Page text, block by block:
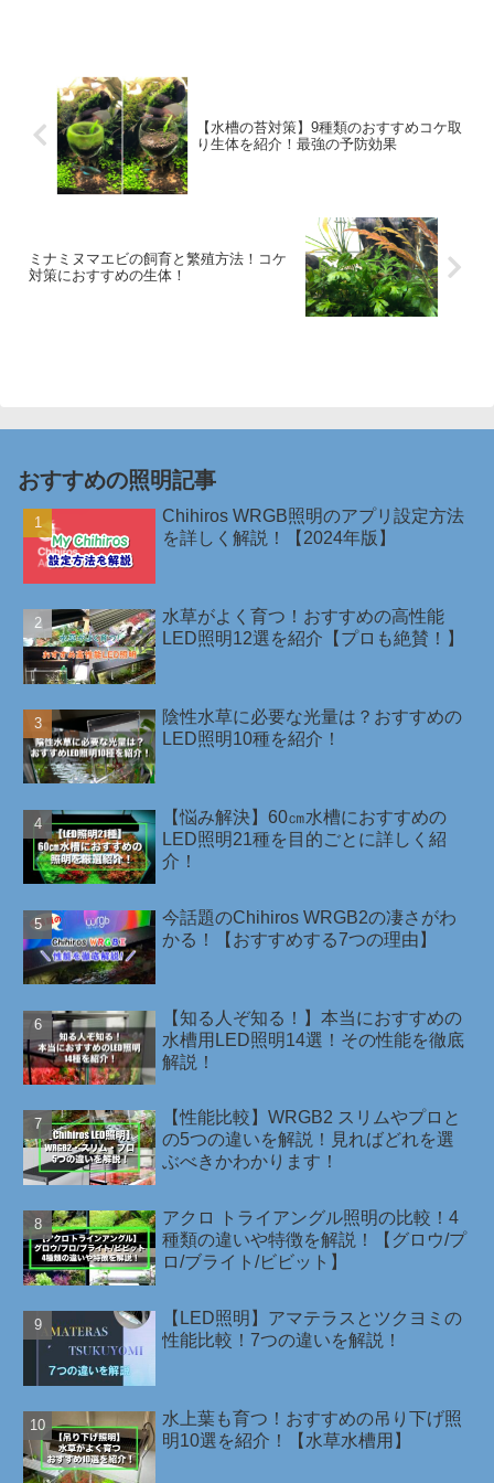
【水槽の苔対策】9種類のおすすめコケ取
り生体を紹介！最強の予防効果
ミナミヌマエビの飼育と繁殖方法！コケ
対策におすすめの生体！
おすすめの照明記事
Chihiros WRGB照明のアプリ設定方法
を詳しく解説！【2024年版】
水草がよく育つ！おすすめの高性能
LED照明12選を紹介【プロも絶賛！】
陰性水草に必要な光量は？おすすめの
LED照明10種を紹介！￼
【悩み解決】60㎝水槽におすすめの
LED照明21種を目的ごとに詳しく紹
介！
今話題のChihiros WRGB2の凄さがわ
かる！【おすすめする7つの理由】
【知る人ぞ知る！】本当におすすめの
水槽用LED照明14選！その性能を徹底
解説！
【性能比較】WRGB2 スリムやプロと
の5つの違いを解説！見ればどれを選
ぶべきかわかります！
アクロ トライアングル照明の比較！4
種類の違いや特徴を解説！【グロウ/プ
ロ/ブライト/ビビット】
【LED照明】アマテラスとツクヨミの
性能比較！7つの違いを解説！
水上葉も育つ！おすすめの吊り下げ照
明10選を紹介！【水草水槽用】